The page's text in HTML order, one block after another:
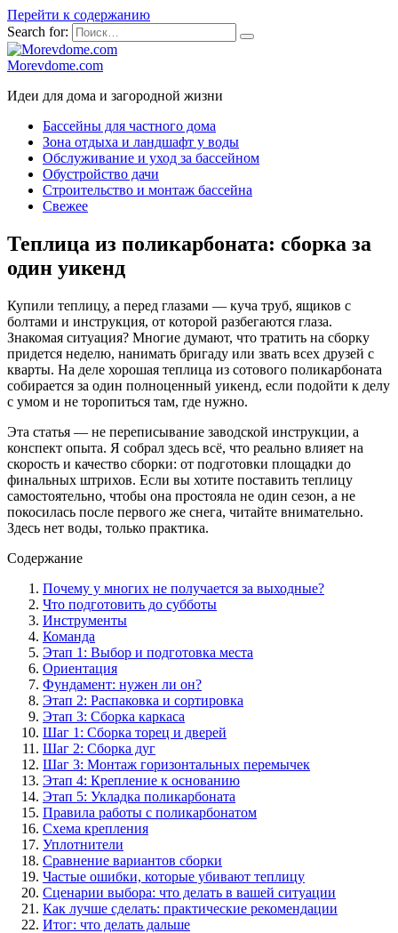
Перейти к содержанию
Search for:
Morevdome.com
Идеи для дома и загородной жизни
Бассейны для частного дома
Зона отдыха и ландшафт у воды
Обслуживание и уход за бассейном
Обустройство дачи
Строительство и монтаж бассейна
Свежее
Теплица из поликарбоната: сборка за
один уикенд
Купили теплицу, а перед глазами — куча труб, ящиков с
болтами и инструкция, от которой разбегаются глаза.
Знакомая ситуация? Многие думают, что тратить на сборку
придется неделю, нанимать бригаду или звать всех друзей с
кварты. На деле хорошая теплица из сотового поликарбоната
собирается за один полноценный уикенд, если подойти к делу
с умом и не торопиться там, где нужно.
Эта статья — не переписывание заводской инструкции, а
конспект опыта. Я собрал здесь всё, что реально влияет на
скорость и качество сборки: от подготовки площадки до
финальных штрихов. Если вы хотите поставить теплицу
самостоятельно, чтобы она простояла не один сезон, а не
покосилась после первого же снега, читайте внимательно.
Здесь нет воды, только практика.
Содержание
Почему у многих не получается за выходные?
Что подготовить до субботы
Инструменты
Команда
Этап 1: Выбор и подготовка места
Ориентация
Фундамент: нужен ли он?
Этап 2: Распаковка и сортировка
Этап 3: Сборка каркаса
Шаг 1: Сборка торец и дверей
Шаг 2: Сборка дуг
Шаг 3: Монтаж горизонтальных перемычек
Этап 4: Крепление к основанию
Этап 5: Укладка поликарбоната
Правила работы с поликарбонатом
Схема крепления
Уплотнители
Сравнение вариантов сборки
Частые ошибки, которые убивают теплицу
Сценарии выбора: что делать в вашей ситуации
Как лучше сделать: практические рекомендации
Итог: что делать дальше